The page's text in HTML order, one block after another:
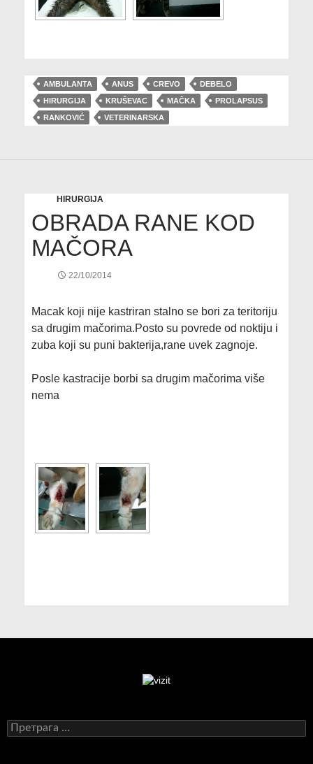
AMBULANTA ANUS CREVO
DEBELO
HIRURGIJA
KRUŠEVAC MAČKA
PROLAPSUS
RANKOVIĆ
VETERINARSKA
HIRURGIJA
OBRADA RANE KOD
MAČORA
22/10/2014
Macak koji nije kastriran stalno se bori za teritoriju
sa drugim mačorima.Posto su povrede od noktiju i
zuba koji su puni bakterija,rane uvek zagnoje.
Posle kastracije borbi sa drugim mačorima više
nema
Претрага
за: